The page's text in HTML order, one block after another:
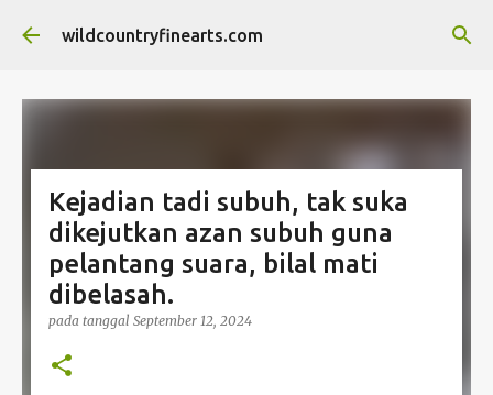
Langsung ke konten utama
wildcountryfinearts.com
Kejadian tadi subuh, tak suka
dikejutkan azan subuh guna
pelantang suara, bilal mati
dibelasah.
pada tanggal September 12, 2024